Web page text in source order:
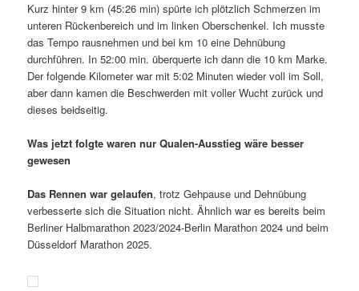
Kurz hinter 9 km (45:26 min) spürte ich plötzlich Schmerzen im
unteren Rückenbereich und im linken Oberschenkel. Ich musste
das Tempo rausnehmen und bei km 10 eine Dehnübung
durchführen. In 52:00 min. überquerte ich dann die 10 km Marke.
Der folgende Kilometer war mit 5:02 Minuten wieder voll im Soll,
aber dann kamen die Beschwerden mit voller Wucht zurück und
dieses beidseitig.
Was jetzt folgte waren nur Qualen-Ausstieg wäre besser
gewesen
Das Rennen war gelaufen, trotz Gehpause und Dehnübung
verbesserte sich die Situation nicht. Ähnlich war es bereits beim
Berliner Halbmarathon 2023/2024-Berlin Marathon 2024 und beim
Düsseldorf Marathon 2025.